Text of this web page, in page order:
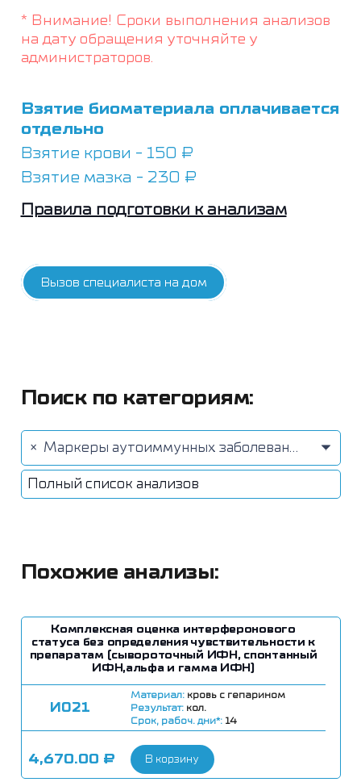
* Внимание! Сроки выполнения анализов
на дату обращения уточняйте у
администраторов.
Взятие биоматериала оплачивается
отдельно
Взятие крови - 150 ₽
Взятие мазка - 230 ₽
Правила подготовки к анализам
Вызов специалиста на дом
гамма)
Поиск по категориям:
× Маркеры аутоиммунных заболеваний (59)
Полный список анализов
Похожие анализы:
Комплексная оценка интерферонового
статуса без определения чувствительности к
препаратам (сывороточный ИФН, спонтанный
ИФН,альфа и гамма ИФН)
И021
Материал: кровь с гепарином
Результат: кол.
Срок, рабоч. дни*: 14
4,670.00 ₽ В корзину